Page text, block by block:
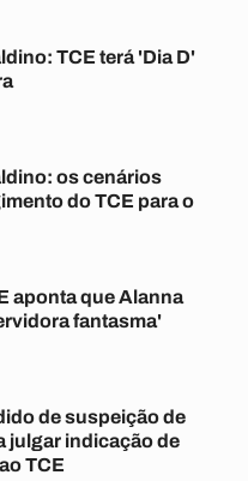
TCE terá 'Dia D'
os cenários
do TCE para o
aponta que Alanna
fantasma'
de suspeição de
julgar indicação de
TCE